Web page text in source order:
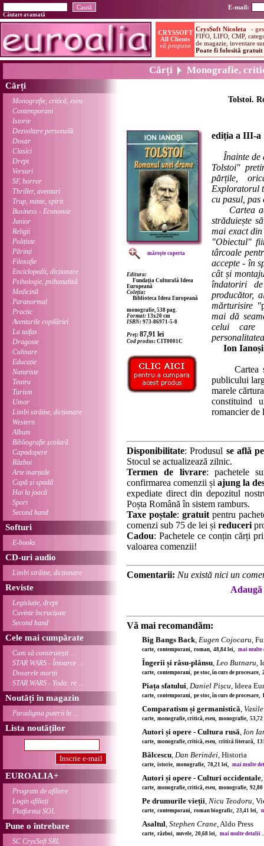
E-mail:
Căutare avansată
Cărți Monografie,
Cărți
Monografie, critică, eseu
Contemporani
Istorie
Dezvoltare personală
Dosar
Clasici
Drept
Versuri
SF, horror
Thriller, aventuri
Trup, minte, spirit
Business - Economie
Junior
Religii
Polițiste
Părinți
Filosofie
Enciclopedii, dicționare
Psihologie, psihanaliză
Medicină
Paranormal
Practic
Aventurile copilăriei
La taifas
Dragoste
Culinare
Educație
Naturiste
Teatru
Turism
Umor
Limbi străine, dicționare
Western
Album
Bibliografie școlară
Capodopere
Război
Arte marțiale
Capă și spadă
Hai la joacă
Sport
Second hand
Softuri
E-books
CD-uri audio
Limbi străine, dicționare
Reviste
Legislație, drept
Cuvinte încrucișate
Second hand
Cele mai cumpărate
Cum să construiești ...
STAR WARS - Întoarce ...
Dosarele morții
STAR WARS - Yoda: re ...
Noutăți în magazin
Paradigma puterii în ...
Lista noutăților
EUROALIA+
Program de afiliere
Login afiliați
Platforma SOL
Pune o întrebare
SC CrysSoft SRL
Tolstoi.
mărește coperta
Editura:
Fundația Culturală Ideea
Europeană
Coleția:
Biblioteca Ideea Europeană
monografie, 538 pag.
Format: 13x20 cm
ISBN: 973-86971-5-8
Preț: 87,91 lei
Cod produs: CIT0001C
ediția a III-a
Înainte de
Tolstoi"
părțile,
Exploratorul
cu pasul, pas
Cartea
străduiește
mai exact
"Obiectul"
târcoale
accepte - în
cât și
îndatoriri
producător,
mărturisire "
mai dă
celui care
Ion Ianoși
Cartea se
publicului
marele
constituind
romancier de
Disponibilitate: Produsul se află
Stocul se actualizează zilnic.
Termen de livrare: pachetele
confirmarea comenzii șiajung la
expediate direct din depozitul
Poșta Română în sistem ramburs.
Taxe poștale: gratuitpentru
comenzi sub 75 de lei și reduceri
Cadou: Pachetele ce conțin cărți
valoarea comenzii!
Comentarii: Nu există nici un
Vă mai recomandăm:
Big Bangs Back, Eugen Cojocaru,
carte, contemporani, roman, 48,84 lei, mai multe
Îngerii și râsu-plânsu, Leo Butnaru,
carte, contemporani, pe stoc, în curs de
Piața sfatului, Daniel Pișcu, Ideea
carte, contemporani, pe stoc, în curs de
Comparatism și germanistică,
carte, monografie, critică, eseu, monografie,
Autori și opere - Cultura rusă, Ion
carte, monografie, critică, eseu, critică literară,
Bălcescu, Dan Berindei, Historia
carte, istorie, monografie, 78,21 lei, mai multe
Autori și opere - Culturi occidentale,
carte, monografie, critică, eseu, monografie,
Pe drumurile vieții, Nicu Teodoru,
carte, contemporani, roman biografic, 23,41 lei,
Asaltul, Stephen Crane, Aldo Press
carte, război, nuvele, 20,68 lei, mai multe detalii